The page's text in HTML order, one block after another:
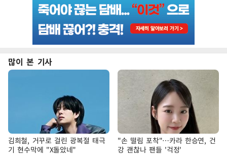
많이 본 기사
김희철, 거꾸로 걸린 광복절 태극
기 현수막에 "X돌았네"
"손 떨림 포착"…카라 한승연, 건
강 괜찮나 팬들 '걱정'